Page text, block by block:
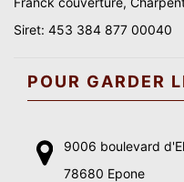
Siret: 453 384 877 00040
POUR GARDER
9006 boulevard
78680 Epone